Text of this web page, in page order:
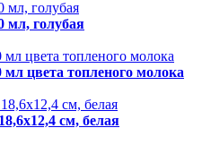
мл, голубая
цвета топленого молока
см, белая